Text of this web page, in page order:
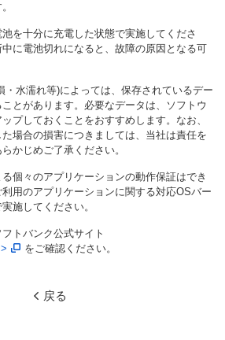
を十分に充電した状態で実施してくださ
に電池切れになると、故障の原因となる可
・水濡れ等)によっては、保存されているデー
とがあります。必要なデータは、ソフトウ
プしておくことをおすすめします。なお、
場合の損害につきましては、当社は責任を
かじめご了承ください。
個々のアプリケーションの動作保証はでき
用のアプリケーションに関する対応OSバー
施してください。
トバンク公式サイト
をご確認ください。
戻る